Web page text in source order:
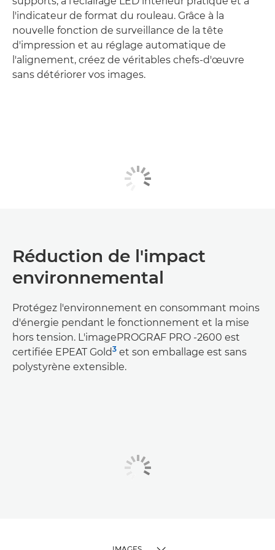
l'indicateur de format du rouleau. Grâce à la
nouvelle fonction de surveillance de la tête
d'impression et au réglage automatique de
l'alignement, créez de véritables chefs-d'œuvre
sans détériorer vos images.
Réduction de l'impact
environnemental
Protégez l'environnement en consommant moins
d'énergie pendant le fonctionnement et la mise
hors tension. L'imagePROGRAF PRO -2600 est
certifiée EPEAT Gold3 et son emballage est sans
polystyrène extensible.